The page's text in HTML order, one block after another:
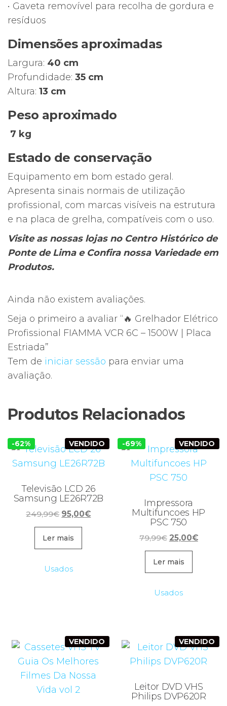
• Gaveta removível para recolha de gordura e
resíduos
Dimensões aproximadas
Largura: 40 cm
Profundidade: 35 cm
Altura: 13 cm
Peso aproximado
7 kg
Estado de conservação
Equipamento em bom estado geral.
Apresenta sinais normais de utilização
profissional, com marcas visíveis na estrutura
e na placa de grelha, compatíveis com o uso.
Visite as nossas lojas no Centro Histórico de
Ponte de Lima e Confira nossa Variedade em
Produtos.
Ainda não existem avaliações.
Seja o primeiro a avaliar “🔥 Grelhador Elétrico
Profissional FIAMMA VCR 6C – 1500W | Placa
Estriada”
Tem de iniciar sessão para enviar uma
avaliação.
Produtos Relacionados
-62% VENDIDO
Televisão LCD 26
Samsung LE26R72B
249,99€ O
preço
original
era:
95,00€O
Ler mais
Usados
-69% VENDIDO
Impressora
Multifuncoes HP
PSC 750
79,99€ O
preço
original
era:
25,00€O
Ler mais
Usados
VENDIDO VENDIDO
Leitor DVD VHS
Philips DVP620R